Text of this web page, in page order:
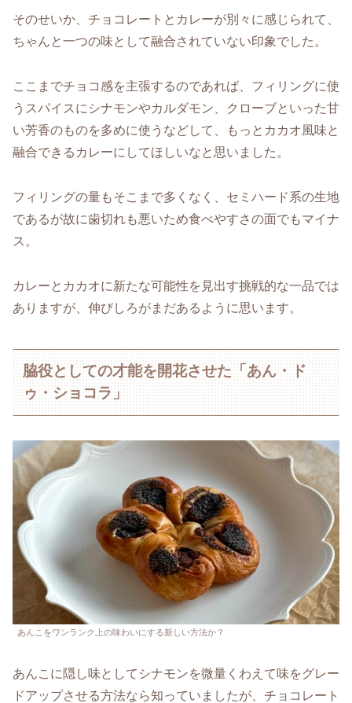
そのせいか、チョコレートとカレーが別々に感じられて、
ちゃんと一つの味として融合されていない印象でした。
ここまでチョコ感を主張するのであれば、フィリングに使
うスパイスにシナモンやカルダモン、クローブといった甘
い芳香のものを多めに使うなどして、もっとカカオ風味と
融合できるカレーにしてほしいなと思いました。
フィリングの量もそこまで多くなく、セミハード系の生地
であるが故に歯切れも悪いため食べやすさの面でもマイナ
ス。
カレーとカカオに新たな可能性を見出す挑戦的な一品では
ありますが、伸びしろがまだあるように思います。
脇役としての才能を開花させた「あん・ド
ゥ・ショコラ」
あんこをワンランク上の味わいにする新しい方法か？
あんこに隠し味としてシナモンを微量くわえて味をグレー
ドアップさせる方法なら知っていましたが、チョコレート